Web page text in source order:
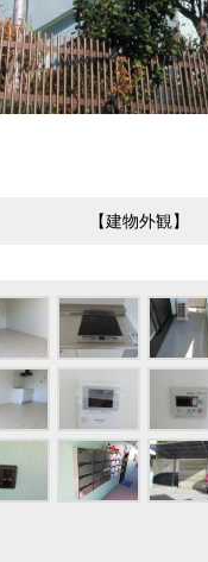
【建物外観】